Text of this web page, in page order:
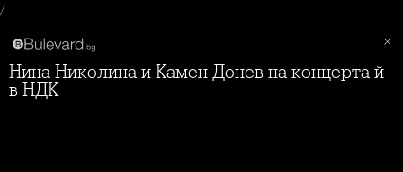
/
Нина Николина и Камен Донев на концерта й
в НДК